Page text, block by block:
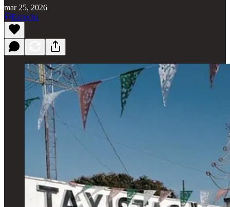
mar 25, 2026
Escucha